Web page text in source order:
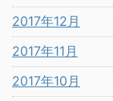
2017年12月
2017年11月
2017年10月